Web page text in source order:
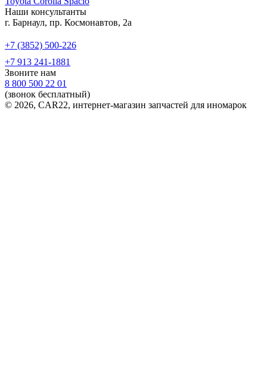
Наши консультанты
г. Барнаул, пр. Космонавтов, 2а
+7 (3852) 500-226
+7 913 241-1881
Звоните нам
8 800 500 22 01
(звонок бесплатный)
© 2026, CAR22, интернет-магазин запчастей для иномарок